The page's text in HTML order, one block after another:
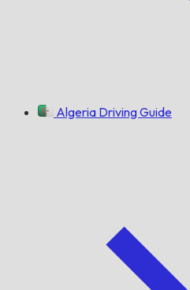
Algeria Driving Guide